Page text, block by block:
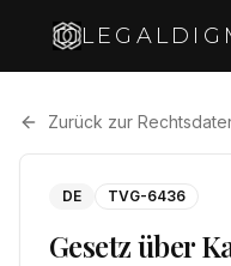
Zurück zur
DE TVG-6436
Gesetz über